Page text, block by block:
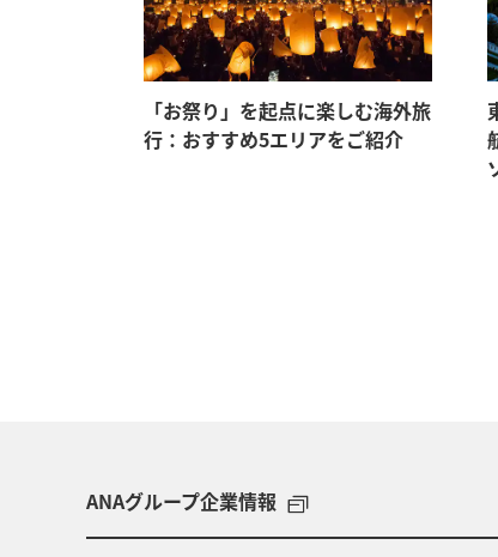
「お祭り」を起点に楽しむ海外旅
行：おすすめ5エリアをご紹介
ANAグループ企業情報